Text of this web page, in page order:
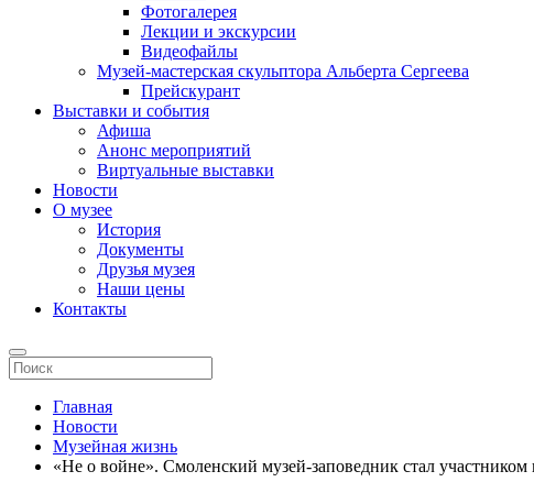
Фотогалерея
Лекции и экскурсии
Видеофайлы
Музей-мастерская скульптора Альберта Сергеева
Прейскурант
Выставки и события
Афиша
Анонс мероприятий
Виртуальные выставки
Новости
О музее
История
Документы
Друзья музея
Наши цены
Контакты
Главная
Новости
Музейная жизнь
«Не о войне». Смоленский музей-заповедник стал